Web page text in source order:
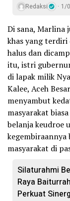
Redaksi 1/
Di sana, Marlina
khas yang terdiri
halus dan
itu, istri
di lapak milik
Kalee, Aceh
menyambut
masyarakat
belanja keudroe
kegembiraannya
masyarakat di
Silaturahmi
Raya
Perkuat